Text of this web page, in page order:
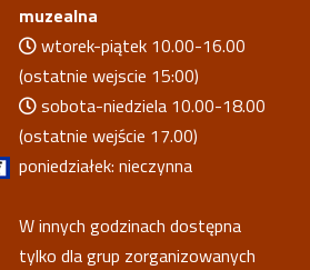
muzealna
wtorek-piątek 10.00-16.00
(ostatnie wejscie 15:00)
sobota-niedziela 10.00-18.00
(ostatnie wejście 17.00)
poniedziałek: nieczynna
W innych godzinach dostępna
tylko dla grup zorganizowanych